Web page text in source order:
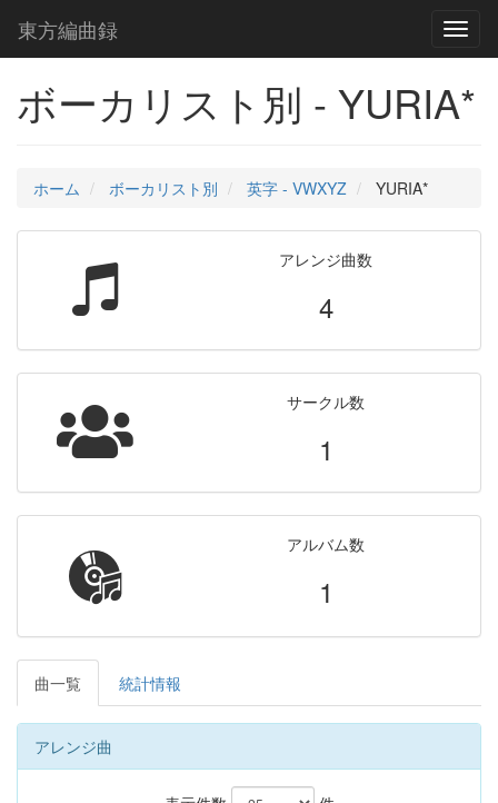
東方編曲録
ボーカリスト別 - YURIA*
ホーム ボーカリスト別 英字 - VWXYZ YURIA*
アレンジ曲数
4
サークル数
1
アルバム数
1
曲一覧 統計情報
アレンジ曲